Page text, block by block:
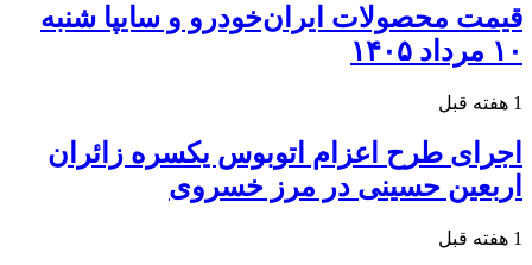
قیمت محصولات ایران‌خودرو و سایپا شنبه
۱۰ مرداد ۱۴۰۵
1 هفته قبل
اجرای طرح اعزام اتوبوس یکسره زائران
اربعین حسینی در مرز خسروی
1 هفته قبل